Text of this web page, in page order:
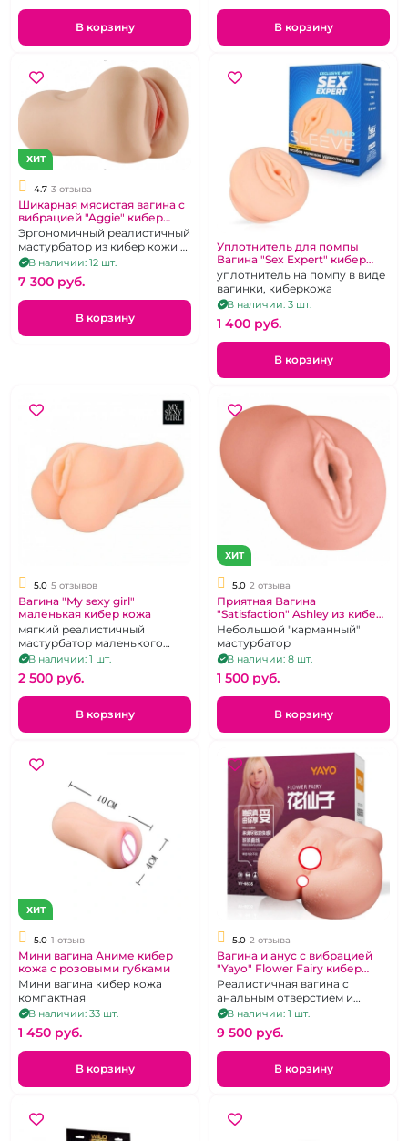
В корзину В корзину
ХИТ
4.7 3 отзыва
Шикарная мясистая вагина с
вибрацией "Aggie" кибер
кожа
Эргономичный реалистичный
мастурбатор из кибер кожи с
вибрацией.
В наличии: 12 шт.
7 300 pуб.
В корзину
Уплотнитель для помпы
Вагина "Sex Expert" кибер
кожа
уплотнитель на помпу в виде
вагинки, киберкожа
В наличии: 3 шт.
1 400 pуб.
В корзину
5.0 5 отзывов
Вагина "My sexy girl"
маленькая кибер кожа
мягкий реалистичный
мастурбатор маленького
размера
В наличии: 1 шт.
2 500 pуб.
В корзину
ХИТ
5.0 2 отзыва
Приятная Вагина
"Satisfaction" Ashley из кибер
кожи маленькая
Небольшой "карманный"
мастурбатор
В наличии: 8 шт.
1 500 pуб.
В корзину
ХИТ
5.0 1 отзыв
Мини вагина Аниме кибер
кожа с розовыми губками
Мини вагина кибер кожа
компактная
В наличии: 33 шт.
1 450 pуб.
В корзину
5.0 2 отзыва
Вагина и анус с вибрацией
"Yayo" Flower Fairy кибер
кожа
Реалистичная вагина с
анальным отверстием и
вибрацией
В наличии: 1 шт.
9 500 pуб.
В корзину